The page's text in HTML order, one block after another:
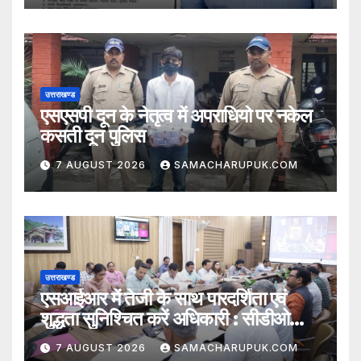
उत्तराखण्ड
एसएसपी दून के नेतृत्व में अपराधियो पर नकेल
कसती दून पुलिस
7 AUGUST 2026 SAMACHARUPUK.COM
उत्तराखण्ड
एसआईआर में तेजी के साथ पारदर्शिता एवं
शुद्धता सुनिश्चित करें अधिकारी : सीडीओ
अभिनव शाह
7 AUGUST 2026 SAMACHARUPUK.COM